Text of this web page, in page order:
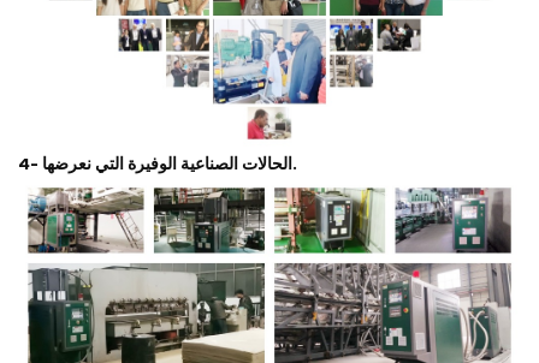
4- الحالات الصناعية الوفيرة التي نعرضها.